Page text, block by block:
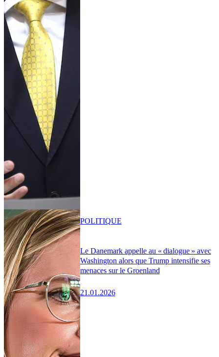
Le Danemark appelle au « dialogue » avec
Washington alors que Trump intensifie ses
menaces sur le Groenland
21.01.2026
POLITIQUE